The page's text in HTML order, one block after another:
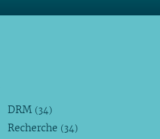
DRM (34)
Recherche (34)